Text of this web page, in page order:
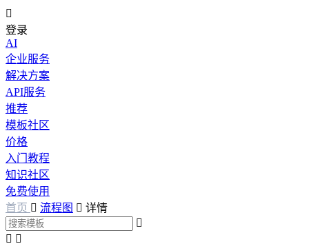

登录
AI
企业服务
解决方案
API服务
推荐
模板社区
价格
入门教程
知识社区
免费使用
首页  流程图  详情

 